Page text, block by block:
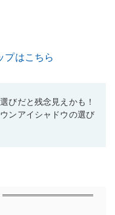
プはこちら
びだと残念見えかも！
ンアイシャドウの選び